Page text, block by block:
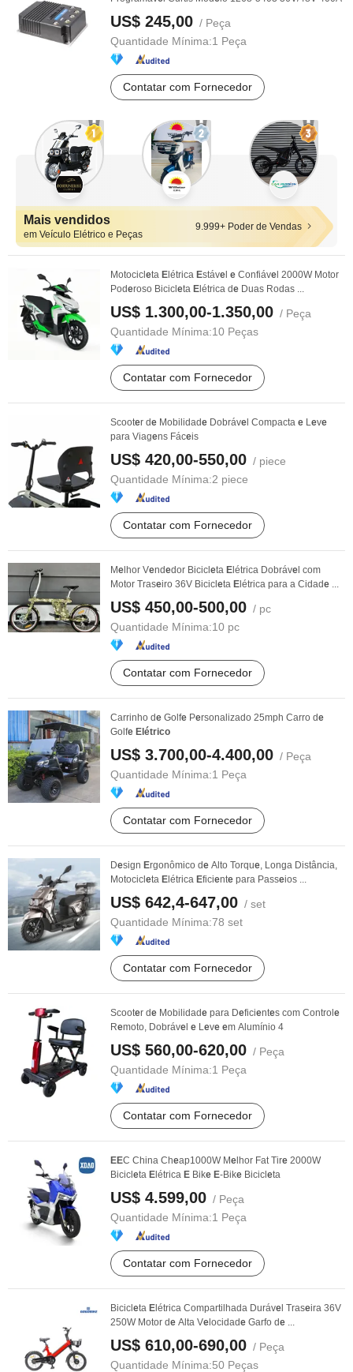
US$ 245,00 / Peça
Quantidade Mínima:1 Peça
Contatar com Fornecedor
Mais vendidos
em Veículo Elétrico e Peças
9.999+ Poder de Vendas
Motocicl eta E létrica Estáve e Confiáve l 2000W Motor
Poderoso Bicicl eta E létrica de Duas Rodas ...
US$ 1.300,00-1.350,00 / Peça
Quantidade Mínima:10 Peças
Contatar com Fornecedor
Scooter de Mobilidade Dobráve l Compacta e Leve
para Viagens Fáceis
US$ 420,00-550,00 / piece
Quantidade Mínima:2 piece
Contatar com Fornecedor
Me lhor Vendedor Bicicl eta E létrica Dobráve l com
Motor Traseiro 36V Bicicl eta E létrica para a Cidade ...
US$ 450,00-500,00 / pc
Quantidade Mínima:10 pc
Contatar com Fornecedor
Carrinho de Golfe Personalizado 25mph Carro de
Golfe Elétrico
US$ 3.700,00-4.400,00 / Peça
Quantidade Mínima:1 Peça
Contatar com Fornecedor
Design Ergonômico de Alto Torque, Longa Distância,
Motocicl eta E létrica Eficiente para Passeios ...
US$ 642,4-647,00 / set
Quantidade Mínima:78 set
Contatar com Fornecedor
Scooter de Mobilidade para Deficientes com Control e
Remoto, Dobráve e Leve em Alumínio 4
US$ 560,00-620,00 / Peça
Quantidade Mínima:1 Peça
Contatar com Fornecedor
EEC China Cheap1000W Me lhor Fat Tire 2000W
Bicicl eta E létrica E Bike E-Bike Bicicl eta
US$ 4.599,00 / Peça
Quantidade Mínima:1 Peça
Contatar com Fornecedor
Bicicl eta E létrica Compartilhada Duráve l Traseira 36V
250W Motor de Alta Ve locidade Garfo de ...
US$ 610,00-690,00 / Peça
Quantidade Mínima:50 Peças